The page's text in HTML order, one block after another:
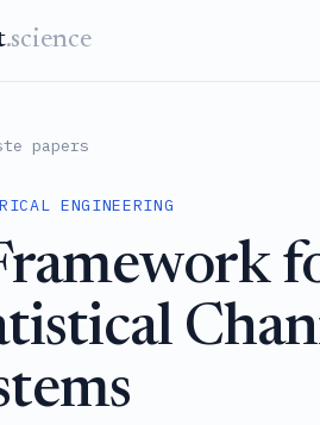
.science
papers
ENGINEERING